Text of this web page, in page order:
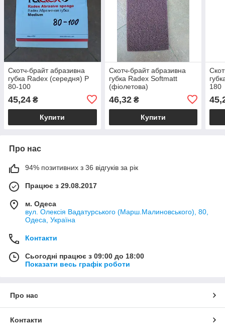
Скотч-брайт абразивна
губка Radex (середня) Р
80-100
45,24 ₴
Купити
Скотч-брайт абразивна
губка Radex Softmatt
(фіолетова)
46,32₴
Купити
180
Про нас
94% позитивних з 36 відгуків за рік
Працює з 29.08.2017
м. Одеса
вул. Олексія Вадатурського (Марш.Малиновського), 80,
Одеса, Україна
Контакти
Сьогодні працює з 09:00 до 18:00
Показати весь графік роботи
Про нас
Контакти